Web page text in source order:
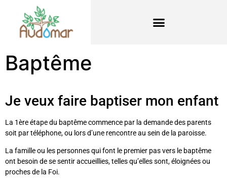
Baptême
Je veux faire baptiser mon enfant
La 1ère étape du baptême commence par la demande des parents
soit par téléphone, ou lors d’une rencontre au sein de la paroisse.
La famille ou les personnes qui font le premier pas vers le baptême
ont besoin de se sentir accueillies, telles qu’elles sont, éloignées ou
proches de la Foi.